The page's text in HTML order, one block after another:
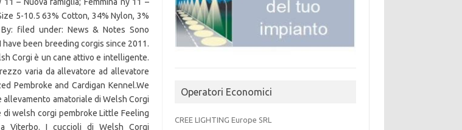
Operatori Economici
CREE LIGHTING Europe SRL